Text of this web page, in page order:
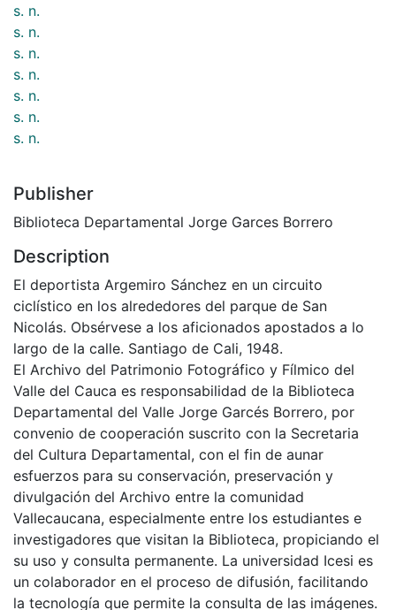
s. n.
s. n.
s. n.
s. n.
s. n.
s. n.
s. n.
Publisher
Biblioteca Departamental Jorge Garces Borrero
Description
El deportista Argemiro Sánchez en un circuito
ciclístico en los alrededores del parque de San
Nicolás. Obsérvese a los aficionados apostados a lo
largo de la calle. Santiago de Cali, 1948.
El Archivo del Patrimonio Fotográfico y Fílmico del
Valle del Cauca es responsabilidad de la Biblioteca
Departamental del Valle Jorge Garcés Borrero, por
convenio de cooperación suscrito con la Secretaria
del Cultura Departamental, con el fin de aunar
esfuerzos para su conservación, preservación y
divulgación del Archivo entre la comunidad
Vallecaucana, especialmente entre los estudiantes e
investigadores que visitan la Biblioteca, propiciando el
su uso y consulta permanente. La universidad Icesi es
un colaborador en el proceso de difusión, facilitando
la tecnología que permite la consulta de las imágenes.